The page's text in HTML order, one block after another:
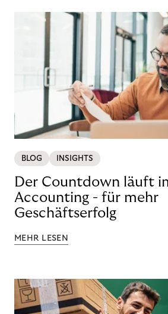
BLOG INSIGHTS
Der Countdown läuft
Accounting - für mehr
Geschäftserfolg
MEHR LESEN